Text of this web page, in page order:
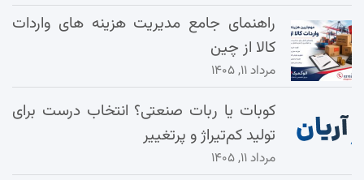
راهنمای جامع مدیریت هزینه‌ های واردات
کالا از چین
مرداد ۱۱, ۱۴۰۵
کوبات یا ربات صنعتی؟ انتخاب درست برای
تولید کم‌تیراژ و پرتغییر
مرداد ۱۱, ۱۴۰۵